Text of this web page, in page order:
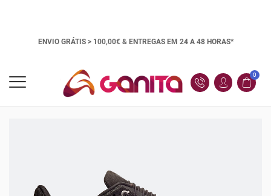
ENVIO GRÁTIS > 100,00€ & ENTREGAS EM 24 A 48 HORAS*
0